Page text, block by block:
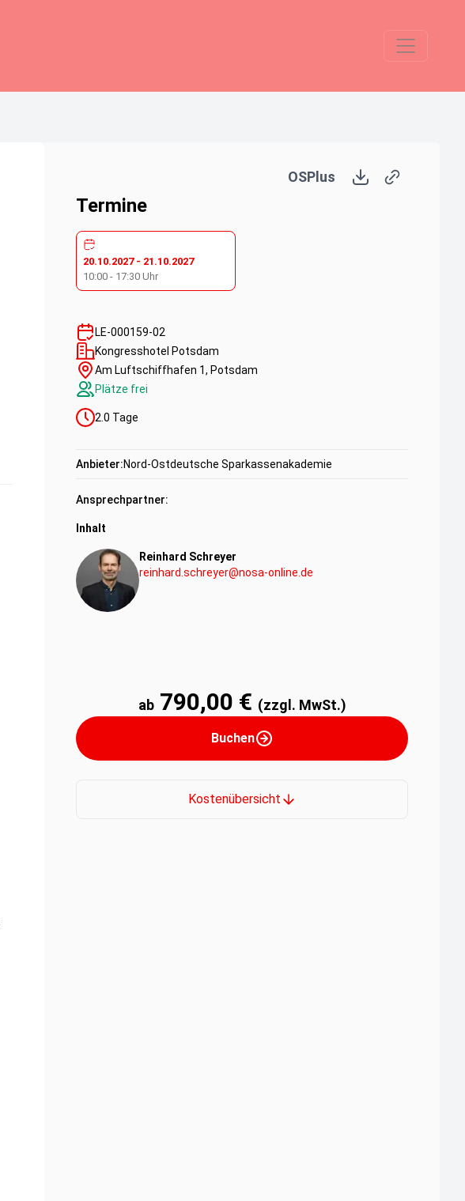
OSPlus
Termine
20.10.2027- 21.10.2027
10:00 - 17:30 Uhr
LE-000159-02
Kongresshotel Potsdam
Am Luftschiffhafen 1, Potsdam
Plätze frei
2.0 Tage
Anbieter:Nord-Ostdeutsche Sparkassenakademie
Ansprechpartner:
Inhalt
Reinhard Schreyer
reinhard.schreyer@nosa-online.de
ab 790,00 € (zzgl. MwSt.)
Buchen
Kostenübersicht